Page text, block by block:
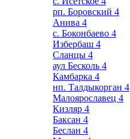
рп. Боровский 4
Анива 4
с. Боконбаево 4
Избербаш 4
Сланцы 4
аул Бесколь 4
Камбарка 4
нп. Талдыкорган 4
Малоярославец 4
Кизляр 4
Баксан 4
Беслан 4